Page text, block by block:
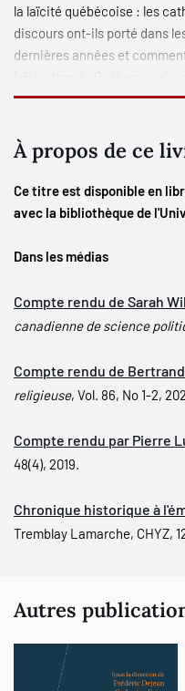
la laïcité québécoise : les
discours ont-ils porté dans
dernières années et
autant de la diversité des
force qu’ils ont engagés
cet ouvrage ouvre
recherche sur la laïcité au
particulière à ceux qui, au
À propos de ce
Ce titre est disponible en
avec la bibliothèque de
Dans les médias
Compte rendu de Sarah
canadienne de science
Compte rendu de
religieuse, Vol. 86, No 1-2,
Compte rendu par Pierre
48(4), 2019.
Chronique historique à
Tremblay Lamarche, CHYZ,
Autres